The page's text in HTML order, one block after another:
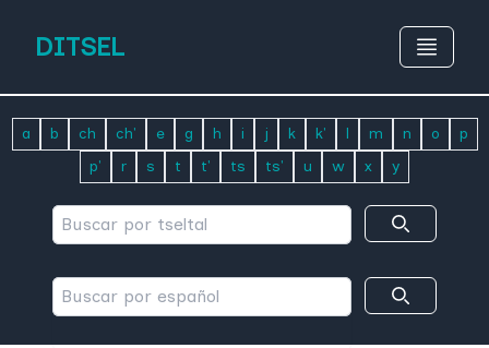
DITSEL
a b ch ch' e g h i j k k' l m n o
p
p'
r s t t' ts ts' u w x y